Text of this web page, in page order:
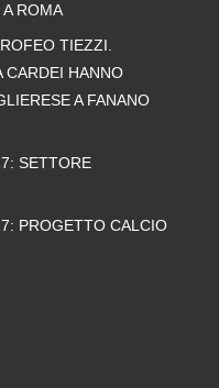
ROMA
TIEZZI.
CARDEI HANNO
A FANANO
SETTORE
PROGETTO CALCIO